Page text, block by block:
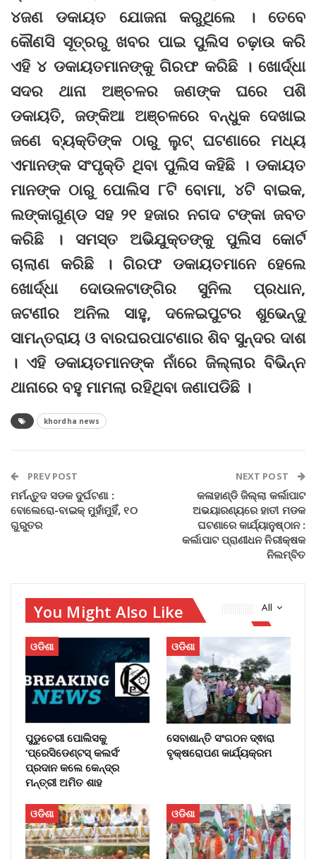
୪ଜଣ ଡକାୟତ ଯୋଜନା କରୁଥିଲେ । ତେବେ
କୌଣସି ସୂତ୍ରରୁ ଖବର ପାଇ ପୁଲିସ ଚଢ଼ାଉ କରି
ଏହି ୪ ଡକାୟତମାନଙ୍କୁ ଗିରଫ କରିଛି । ଖୋର୍ଦ୍ଧା
ସଦର ଥାନା ଅଞ୍ଚଳର ଜଣଙ୍କ ଘରେ ପଶି
ଡକାୟତି, ଜଙ୍କିଆ ଅଞ୍ଚଳରେ ବନ୍ଧୁକ ଦେଖାଇ
ଜଣେ ବ୍ୟକ୍ତିଙ୍କ ଠାରୁ ଲୁଟ୍ ଘଟଣାରେ ମଧ୍ୟ
ଏମାନଙ୍କ ସଂପୃକ୍ତି ଥିବା ପୁଲିସ କହିଛି । ଡକାୟତ
ମାନଙ୍କ ଠାରୁ ପୋଲିସ ୮ଟି ବୋମା, ୪ଟି ବାଇକ,
ଲଙ୍କାଗୁଣ୍ଡ ସହ ୨୧ ହଜାର ନଗଦ ଟଙ୍କା ଜବତ
କରିଛି । ସମସ୍ତ ଅଭିଯୁକ୍ତଙ୍କୁ ପୁଲିସ କୋର୍ଟ
ଚାଲାଣ କରିଛି । ଗିରଫ ଡକାୟତମାନେ ହେଲେ
ଖୋର୍ଦ୍ଧା ଦୋଉଳଟାଙ୍ଗିର ସୁନିଲ ପ୍ରଧାନ,
ଜଟଣୀର ଅନିଲ ସାହୁ, ଦଳେଇପୁଟର ଶୁଭେନ୍ଦୁ
ସାମନ୍ତରାୟ ଓ ବାରଘରପାଟଣାର ଶିବ ସୁନ୍ଦର ଦାଶ
। ଏହି ଡକାୟତମାନଙ୍କ ନାଁରେ ଜିଲ୍ଲାର ବିଭିନ୍ନ
ଥାନାରେ ବହୁ ମାମଲା ରହିଥିବା ଜଣାପଡିଛି ।
khordha news
PREV POST
ମର୍ମ‌ନ୍ତୁଦ ସଡକ ଦୁର୍ଘଟଣା :
ବୋଲେରୋ-ବାଇକ୍‌ ମୁହାଁମୁହିଁ, ୧୦
ଗୁରୁତର
NEXT POST
କଳାହାଣ୍ଡି ଜିଲ୍ଲା କର୍ଲାପାଟ
ଅଭୟାରଣ୍ୟରେ ହାତୀ ମଡକ
ଘଟଣାରେ କାର୍ଯ୍ୟାନୁଷ୍ଠାନ :
କର୍ଲାପାଟ ପ୍ରାଣୀଧନ ନିରୀକ୍ଷକ
ନିଲମ୍ବିତ
All
You Might Also Like
ଓଡିଶା
ପୁଡୁଚେରୀ ପୋଲିସକୁ
‘ପ୍ରେସିଡେଣ୍ଟସ୍ କଲର୍ସ’
ପ୍ରଦାନ କଲେ କେନ୍ଦ୍ର
ମନ୍ତ୍ରୀ ଅମିତ ଶାହ
ଓଡିଶା
ସେବାଶାନ୍ତି ସଂଗଠନ ଦ୍ଵାରା
ବୃକ୍ଷରୋପଣ କାର୍ଯ୍ୟକ୍ରମ
ଓଡିଶା ଓଡିଶା